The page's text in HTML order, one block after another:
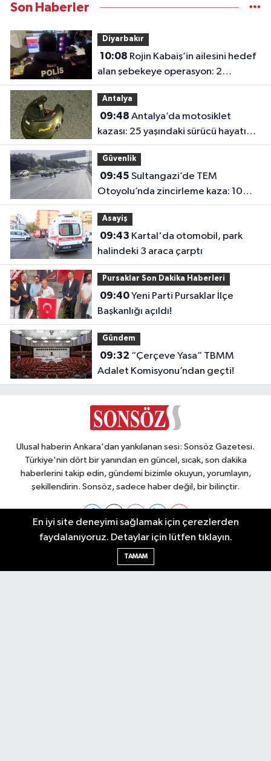
Son Haberler
Diyarbakır
10:08
alan şebekeye operasyon: 2
tutuklama
Antalya
09:48
kazası: 25 yaşındaki sürücü hayatını
kaybetti
Güvenlik
09:45
Otoyolu’nda zincirleme kaza: 10
araç birbirine girdi
Asayiş
09:43
halindeki 3 araca çarptı
Pursaklar Son Dakika Haberleri
09:40Yeni Parti Pursaklar İlçe
Başkanlığı açıldı!
Gündem
09:32
Adalet Komisyonu’ndan geçti!
Ulusal haberin Ankara'dan yankılanan sesi: Sonsöz Gazetesi.
Türkiye'nin dört bir yanından en güncel, sıcak, son dakika
haberlerini takip edin, gündemi bizimle okuyun, yorumlayın,
şekillendirin. Sonsöz, sadece haber değil, bir bilinçtir.
Ankara Nöbetçi Eczaneler
En iyi site deneyimi sağlamak için çerezlerden
faydalanıyoruz. Detaylar için lütfen tıklayın.
TAMAM